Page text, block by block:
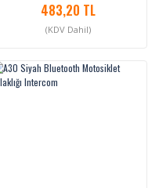
483,20 TL
(KDV Dahil)